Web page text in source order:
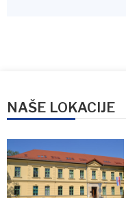
NAŠE LOKACIJE